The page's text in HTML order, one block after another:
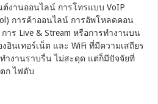
งานออนไลน์ การโทรแบบ VoIP
การค้าออนไลน์ การอัพโหลดคอน
าร Live & Stream หรือการทำงานบน
นเทอร์เน็ต และ WiFi ที่มีความเสถียร
ำงานราบรื่น ไม่สะดุด แต่ก็มีปัจจัยที่
ก ไฟดับ